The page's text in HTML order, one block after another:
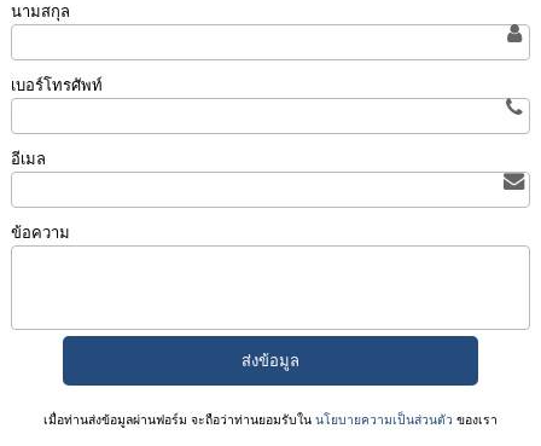
นามสกุล
เบอร์โทรศัพท์
อีเมล
ข้อความ
เมื่อท่านส่งข้อมูลผ่านฟอร์ม จะถือว่าท่านยอมรับในนโยบายความเป็นส่วนตัว ของเรา